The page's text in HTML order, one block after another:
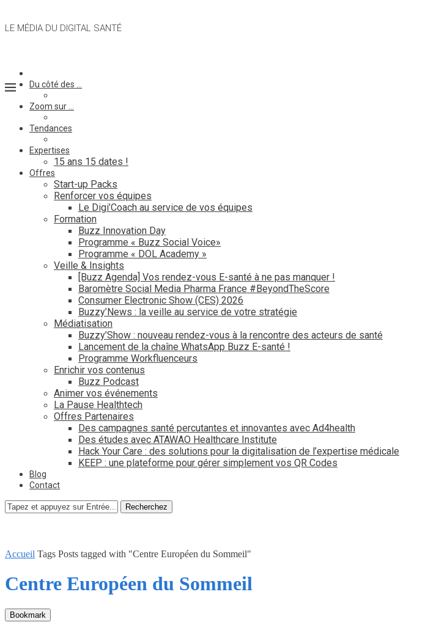
LE MÉDIA DU DIGITAL SANTÉ
Du côté des …
Zoom sur …
Tendances
Expertises
15 ans 15 dates !
Offres
Start-up Packs
Renforcer vos équipes
Le Digi’Coach au service de vos équipes
Formation
Buzz Innovation Day
Programme « Buzz Social Voice»
Programme « DOL Academy »
Veille & Insights
[Buzz Agenda] Vos rendez-vous E-santé à ne pas manquer !
Baromètre Social Media Pharma France #BeyondTheScore
Consumer Electronic Show (CES) 2026
Buzzy’News : la veille au service de votre stratégie
Médiatisation
Buzzy’Show : nouveau rendez-vous à la rencontre des acteurs de santé
Lancement de la chaîne WhatsApp Buzz E-santé !
Programme Workfluenceurs
Enrichir vos contenus
Buzz Podcast
Animer vos événements
La Pause Healthtech
Offres Partenaires
Des campagnes santé percutantes et innovantes avec Ad4health
Des études avec ATAWAO Healthcare Institute
Hack Your Care : des solutions pour la digitalisation de l’expertise médicale
KEEP : une plateforme pour gérer simplement vos QR Codes
Blog
Contact
Recherchez
Accueil Tags Posts tagged with "Centre Européen du Sommeil"
Centre Européen du Sommeil
Bookmark